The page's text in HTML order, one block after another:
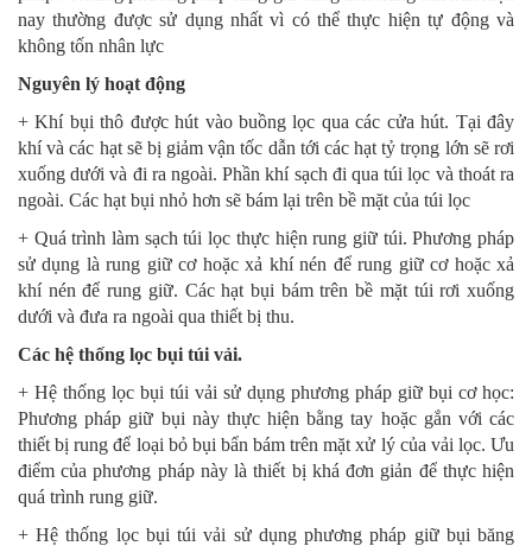
nay thường được sử dụng nhất vì có thể thực hiện tự động và
không tốn nhân lực
Nguyên lý hoạt động
+ Khí bụi thô được hút vào buồng lọc qua các cửa hút. Tại đây
khí và các hạt sẽ bị giảm vận tốc dẫn tới các hạt tỷ trọng lớn sẽ rơi
xuống dưới và đi ra ngoài. Phần khí sạch đi qua túi lọc và thoát ra
ngoài. Các hạt bụi nhỏ hơn sẽ bám lại trên bề mặt của túi lọc
+ Quá trình làm sạch túi lọc thực hiện rung giữ túi. Phương pháp
sử dụng là rung giữ cơ hoặc xả khí nén để rung giữ cơ hoặc xả
khí nén để rung giữ. Các hạt bụi bám trên bề mặt túi rơi xuống
dưới và đưa ra ngoài qua thiết bị thu.
Các hệ thống lọc bụi túi vải.
+ Hệ thống lọc bụi túi vải sử dụng phương pháp giữ bụi cơ học:
Phương pháp giữ bụi này thực hiện bằng tay hoặc gắn với các
thiết bị rung để loại bỏ bụi bẩn bám trên mặt xử lý của vải lọc. Ưu
điểm của phương pháp này là thiết bị khá đơn giản để thực hiện
quá trình rung giữ.
+ Hệ thống lọc bụi túi vải sử dụng phương pháp giữ bụi băng